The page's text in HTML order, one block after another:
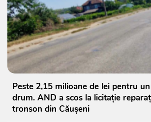
Peste 2,15 milioane de lei pentru
drum. AND a scos la licitație
tronson din Căușeni